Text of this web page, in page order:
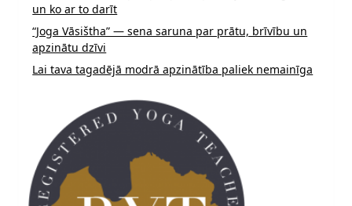
un ko ar to darīt
“Joga Vāsištha” — sena saruna par prātu, brīvību un
apzinātu dzīvi
Lai tava tagadējā modrā apzinātība paliek nemainīga